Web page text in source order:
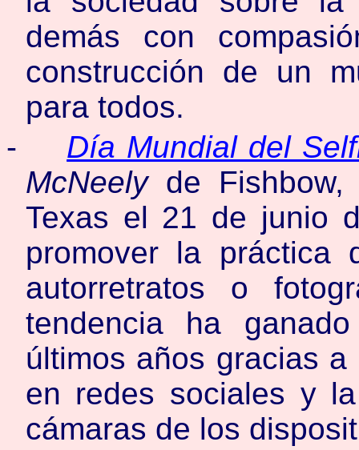
demás con
construcción de un
para todos.
-
Día Mundial del
McNeelyde Fishbow,
Texas el 21 de junio
promover la práctica
autorretratos o
tendencia ha
últimos años gracias
en redes sociales y
cámaras de los